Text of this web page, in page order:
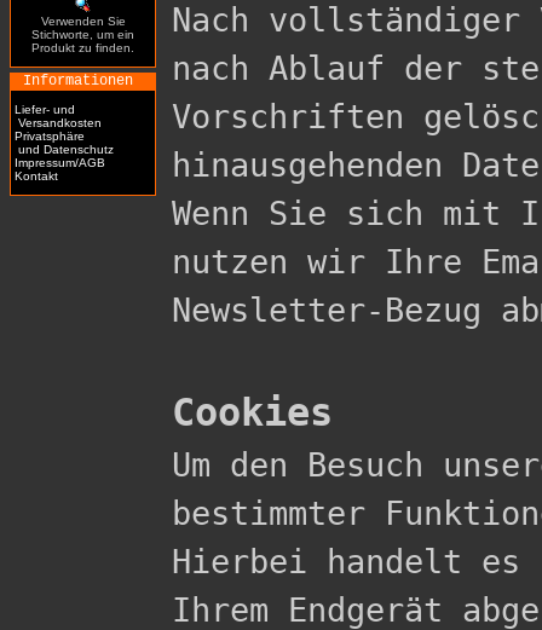
Verwenden Sie
Stichworte, um ein
Produkt zu finden.
Informationen
Liefer- und
Versandkosten
Privatsphäre
und Datenschutz
Impressum/AGB
Kontakt
Nach vollständiger
nach Ablauf der
Vorschriften
hinausgehenden
Wenn Sie sich mit
nutzen wir Ihre
Newsletter-Bezug
Cookies
Um den Besuch
bestimmter
Hierbei handelt
Ihrem Endgerät